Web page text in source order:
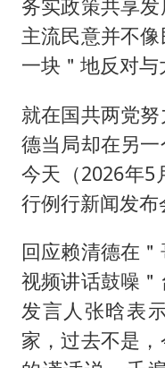
务实政策共享
主流民意并不
一块＂地反对与
就在国共两党
德当局却在另
今天（2026年5
行例行新闻发布
回应赖清德在
视频讲话鼓噪＂
发言人张晗表
家，过去不是